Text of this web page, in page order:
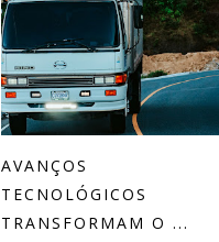
AVANÇOS
TECNOLÓGICOS
TRANSFORMAM O ...